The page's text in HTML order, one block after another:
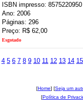
ISBN impresso: 8575220950
Ano: 2006
Páginas: 296
Preço: R$ 62,00
Esgotado
4 5 6 7 8 9 10 11 12 13 14 15
[Home] [Seja um
[Política de